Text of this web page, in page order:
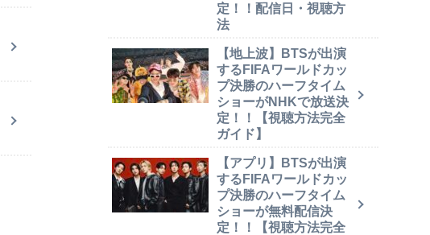
定！！配信日・視聴方
法
【地上波】BTSが出演
するFIFAワールドカッ
プ決勝のハーフタイム
ショーがNHKで放送決
定！！【視聴方法完全
ガイド】
【アプリ】BTSが出演
するFIFAワールドカッ
プ決勝のハーフタイム
ショーが無料配信決
定！！【視聴方法完全